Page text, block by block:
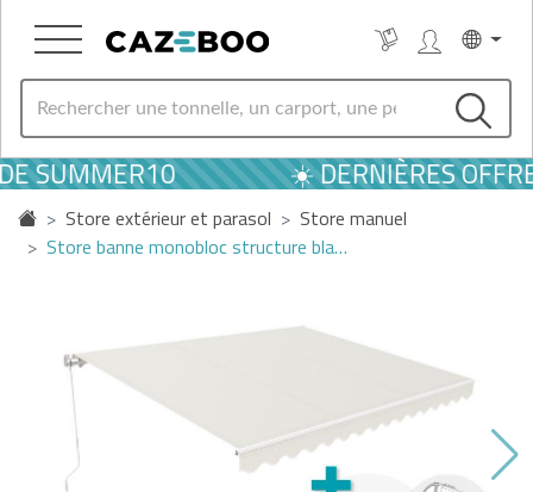
SUMMER10 ☀️ DERNIÈRES
Store extérieur et parasol
Store manuel
Store banne monobloc structure bla…